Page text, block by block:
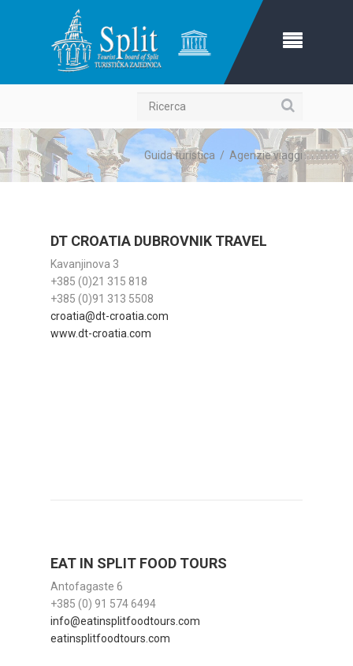
Ricerca
Guida turistica / Agenzie viaggi
DT CROATIA DUBROVNIK TRAVEL
Kavanjinova 3
+385 (0)21 315 818
+385 (0)91 313 5508
croatia@dt-croatia.com
www.dt-croatia.com
EAT IN SPLIT FOOD TOURS
Antofagaste 6
+385 (0) 91 574 6494
info@eatinsplitfoodtours.com
eatinsplitfoodtours.com